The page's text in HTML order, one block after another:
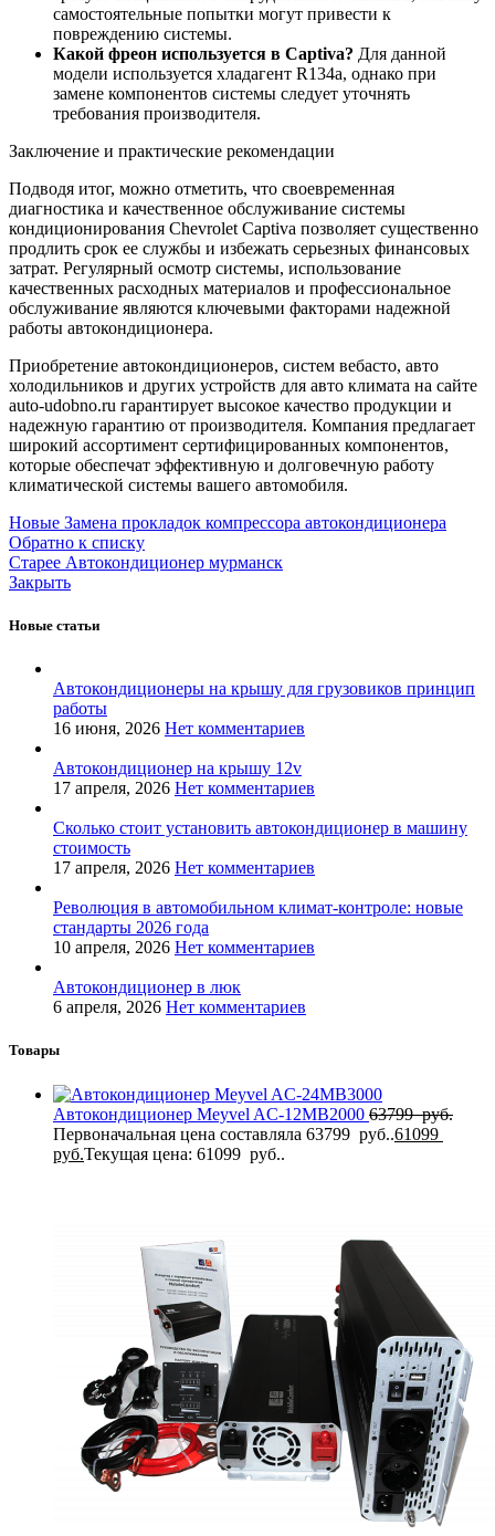
самостоятельные попытки могут привести к
повреждению системы.
Какой фреон используется в Captiva? Для данной
модели используется хладагент R134a, однако при
замене компонентов системы следует уточнять
требования производителя.
Заключение и практические рекомендации
Подводя итог, можно отметить, что своевременная
диагностика и качественное обслуживание системы
кондиционирования Chevrolet Captiva позволяет существенно
продлить срок ее службы и избежать серьезных финансовых
затрат. Регулярный осмотр системы, использование
качественных расходных материалов и профессиональное
обслуживание являются ключевыми факторами надежной
работы автокондиционера.
Приобретение автокондиционеров, систем вебасто, авто
холодильников и других устройств для авто климата на сайте
auto-udobno.ru гарантирует высокое качество продукции и
надежную гарантию от производителя. Компания предлагает
широкий ассортимент сертифицированных компонентов,
которые обеспечат эффективную и долговечную работу
климатической системы вашего автомобиля.
Новые Замена прокладок компрессора автокондиционера
Обратно к списку
Старее Автокондиционер мурманск
Закрыть
Новые статьи
Автокондиционеры на крышу для грузовиков принцип
работы
16 июня, 2026 Нет комментариев
Автокондиционер на крышу 12v
17 апреля, 2026 Нет комментариев
Сколько стоит установить автокондиционер в машину
стоимость
17 апреля, 2026 Нет комментариев
Революция в автомобильном климат-контроле: новые
стандарты 2026 года
10 апреля, 2026 Нет комментариев
Автокондиционер в люк
6 апреля, 2026 Нет комментариев
Товары
Автокондиционер Meyvel AC-12MB2000 63799руб.
Первоначальная цена составляла 63799 руб..61099
руб.Текущая цена: 61099 руб..